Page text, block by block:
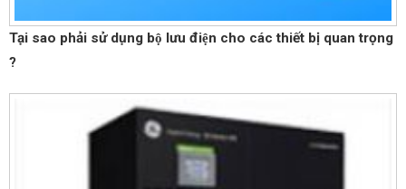
Tại sao phải sử dụng bộ lưu điện cho các thiết bị quan trọng
?